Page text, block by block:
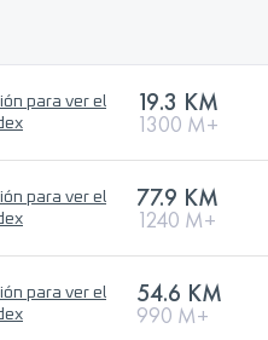
para ver el
19.3 KM
1300 M+
para ver el
77.9 KM
1240 M+
para ver el
54.6 KM
990 M+